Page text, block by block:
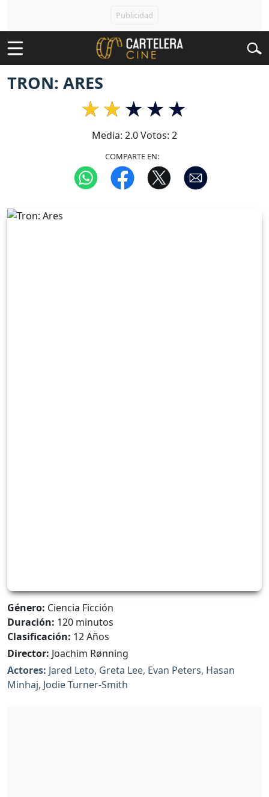
TRON: ARES
Media: 2.0Votos: 2
COMPARTE EN:
Género: Ciencia Ficción
Duración: 120 minutos
Clasificación: 12 Años
Director: Joachim Rønning
Actores: Jared Leto, Greta Lee, Evan Peters, Hasan
Minhaj, Jodie Turner-Smith